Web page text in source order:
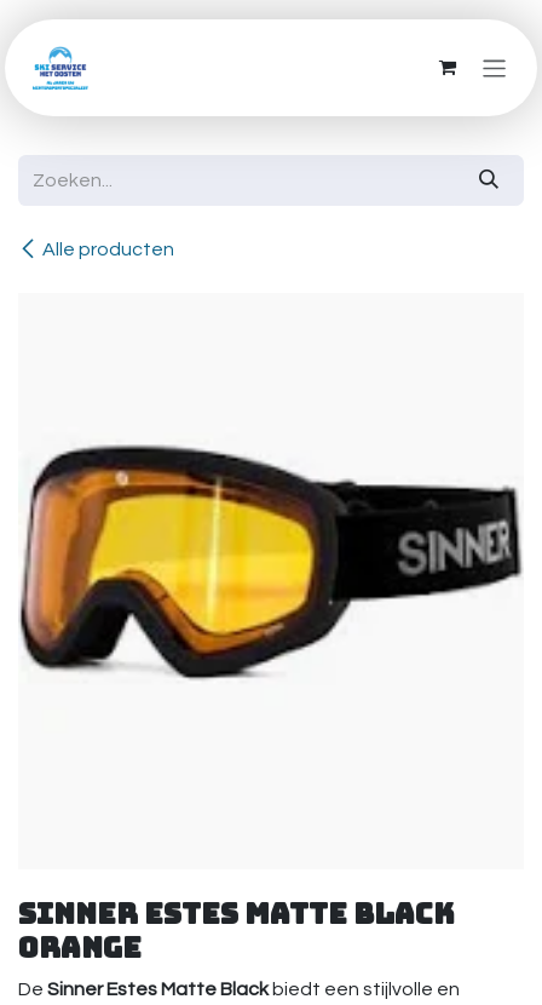
Overslaan naar inhoud
Alle producten
Sinner Estes Matte Black
Orange
De Sinner Estes Matte Blackbiedt een stijlvolle en